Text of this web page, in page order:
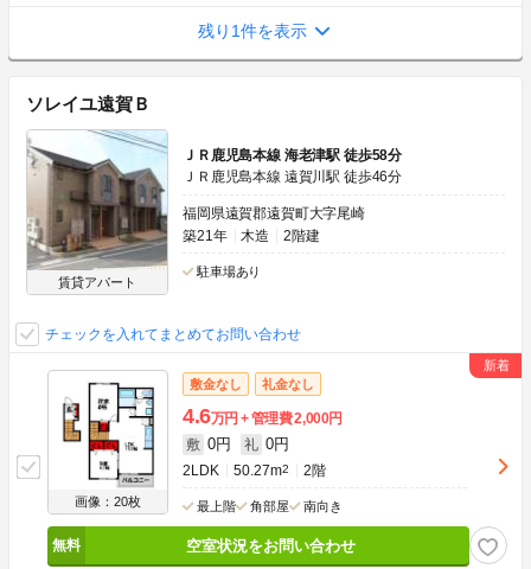
残り1件を表示
ソレイユ遠賀Ｂ
賃貸アパート
ＪＲ鹿児島本線 海老津駅 徒歩58分
ＪＲ鹿児島本線 遠賀川駅 徒歩46分
福岡県遠賀郡遠賀町大字尾崎
築21年
木造 2階建
駐車場あり
チェックを入れてまとめてお問い合わせ
画像：20枚
敷金なし 礼金なし
4.6万円 管理費2,000円
敷 0円 礼 0円
2LDK 50.27m2 2階
最上階 角部屋 南向き
空室状況をお問い合わせ